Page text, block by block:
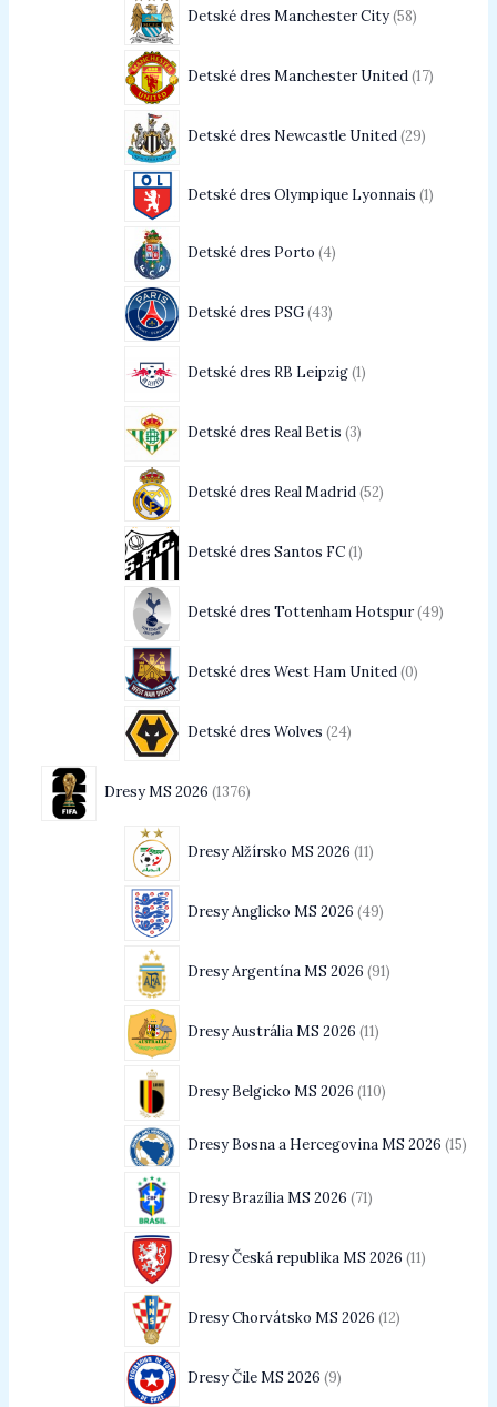
Detské dres Manchester City 58
Detské dres Manchester United 17
Detské dres Newcastle United 29
Detské dres Olympique Lyonnais 1
Detské dres Porto 4
Detské dres PSG 43
Detské dres RB Leipzig 1
Detské dres Real Betis 3
Detské dres Real Madrid 52
Detské dres Santos FC 1
Detské dres Tottenham Hotspur 49
Detské dres West Ham United 0
Detské dres Wolves 24
Dresy MS 2026 1376
Dresy Alžírsko MS 2026 11
Dresy Anglicko MS 2026 49
Dresy Argentína MS 2026 91
Dresy Austrália MS 2026 11
Dresy Belgicko MS 2026 110
Dresy Bosna a Hercegovina MS 2026 15
Dresy Brazília MS 2026 71
Dresy Česká republika MS 2026 11
Dresy Chorvátsko MS 2026 12
Dresy Čile MS 2026 9